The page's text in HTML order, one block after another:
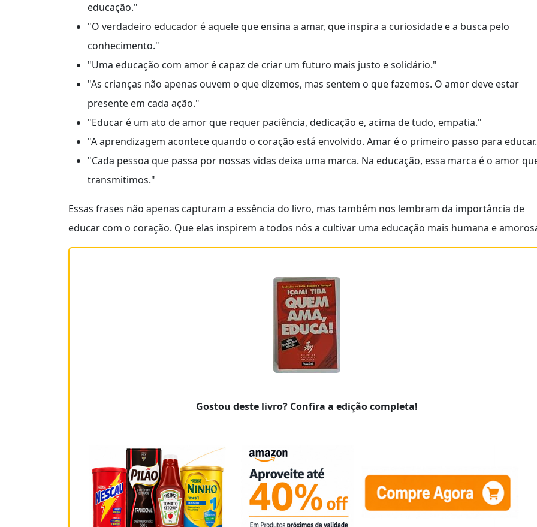
educação."
"O verdadeiro educador é aquele que ensina a amar, que inspira a curiosidade e a busca pelo
conhecimento."
"Uma educação com amor é capaz de criar um futuro mais justo e solidário."
"As crianças não apenas ouvem o que dizemos, mas sentem o que fazemos. O amor deve estar
presente em cada ação."
"Educar é um ato de amor que requer paciência, dedicação e, acima de tudo, empatia."
"A aprendizagem acontece quando o coração está envolvido. Amar é o primeiro passo para
"Cada pessoa que passa por nossas vidas deixa uma marca. Na educação, essa marca é o amor
transmitimos."
Essas frases não apenas capturam a essência do livro, mas também nos lembram da importância de
educar com o coração. Que elas inspirem a todos nós a cultivar uma educação mais humana e
Gostou deste livro? Confira a edição completa!